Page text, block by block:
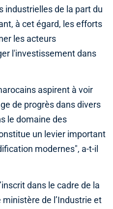
industrielles de la part du
à cet égard, les efforts
les acteurs
l'investissement dans
aspirent à voir
de progrès dans divers
le domaine des
un levier important
modernes", a-t-il
dans le cadre de la
de l’Industrie et